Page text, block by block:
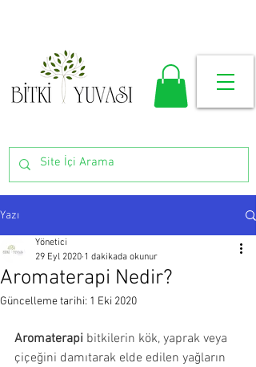
Yazı
Aromaterapi Nedir?
Yönetici
29 Eyl 2020 1 dakikada okunur
Güncelleme tarihi: 1 Eki 2020
Aromaterapi bitkilerin kök, yaprak veya
çiçeğini damıtarak elde edilen yağların